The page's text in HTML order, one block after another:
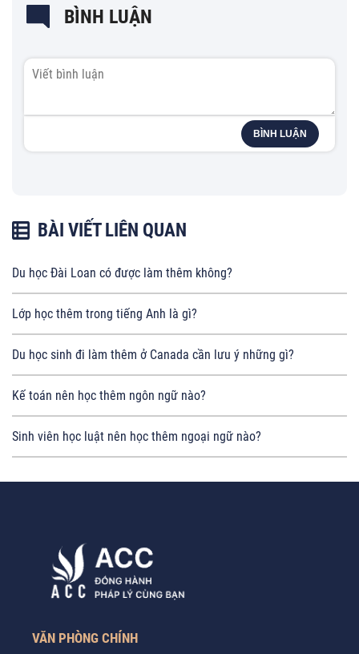
BÌNH LUẬN
BÌNH LUẬN
BÀI VIẾT LIÊN QUAN
Du học Đài Loan có được làm thêm không?
Lớp học thêm trong tiếng Anh là gì?
Du học sinh đi làm thêm ở Canada cần lưu ý những gì?
Kế toán nên học thêm ngôn ngữ nào?
Sinh viên học luật nên học thêm ngoại ngữ nào?
VĂN PHÒNG CHÍNH